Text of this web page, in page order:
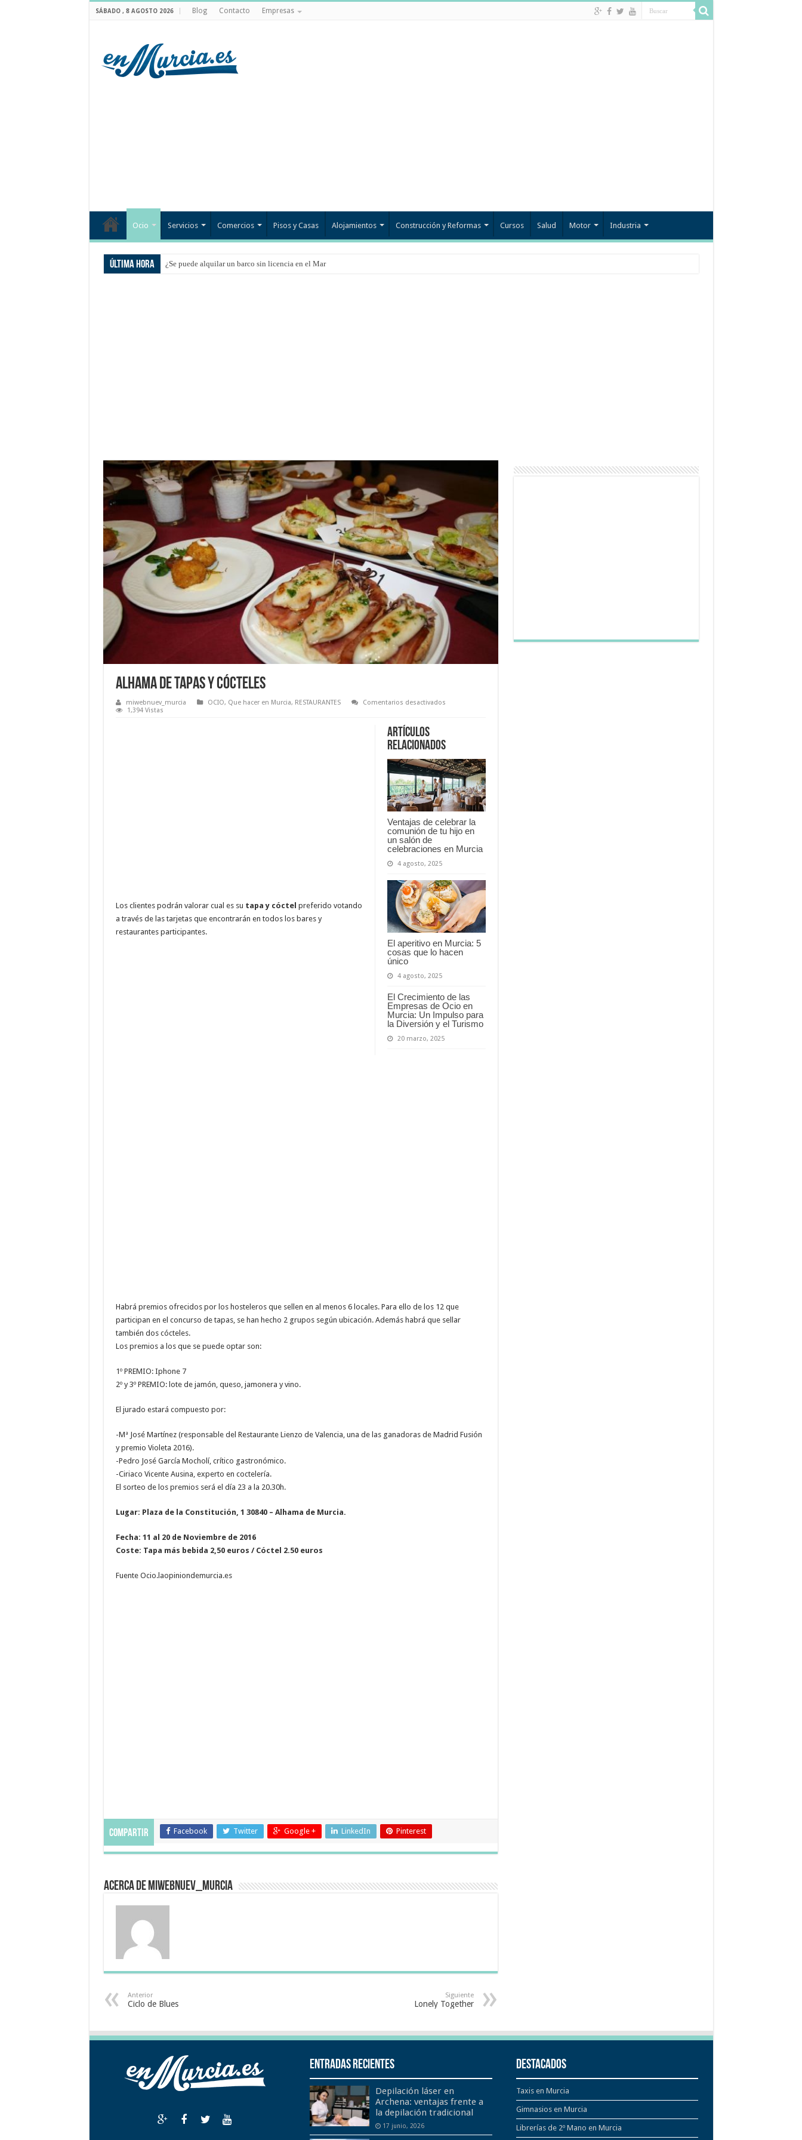
SÁBADO , 8 AGOSTO 2026 Blog Contacto Empresas
Ocio Servicios Comercios Pisos y Casas Alojamientos Construcción y Reformas Cursos Salud Motor Industria
Última hora ¿Se puede alquilar un barco sin licencia en el Mar Menor?
Alhama de Tapas y Cócteles
miwebnuev_murcia OCIO, Que hacer en Murcia, RESTAURANTES Comentarios desactivadosen
Cócteles
1,394 Vistas
Artículos
relacionados
Ventajas de celebrar la
comunión de tu hijo en
un salón de
celebraciones en Murcia
4 agosto, 2025
El aperitivo en Murcia: 5
cosas que lo hacen
único
4 agosto, 2025
El Crecimiento de las
Empresas de Ocio en
Murcia: Un Impulso para
la Diversión y el Turismo
20 marzo, 2025
Los clientes podrán valorar cual es su tapa y cóctel preferido votando
a través de las tarjetas que encontrarán en todos los bares y
restaurantes participantes.
Habrá premios ofrecidos por los hosteleros que sellen en al menos 6 locales. Para ello de los 12 que
participan en el concurso de tapas, se han hecho 2 grupos según ubicación. Además habrá que sellar
también dos cócteles.
Los premios a los que se puede optar son:
1º PREMIO: Iphone 7
2º y 3º PREMIO: lote de jamón, queso, jamonera y vino.
El jurado estará compuesto por:
-Mª José Martínez (responsable del Restaurante Lienzo de Valencia, una de las ganadoras de Madrid Fusión
y premio Violeta 2016).
-Pedro José García Mocholí, crítico gastronómico.
-Ciriaco Vicente Ausina, experto en coctelería.
El sorteo de los premios será el día 23 a la 20.30h.
Lugar: Plaza de la Constitución, 1 30840 – Alhama de Murcia.
Fecha: 11 al 20 de Noviembre de 2016
Coste: Tapa más bebida 2,50 euros / Cóctel 2.50 euros
Fuente Ocio.laopiniondemurcia.es
Compartir Facebook Twitter Google + LinkedIn Pinterest
Acerca de miwebnuev_murcia
Anterior
Ciclo de Blues
Siguiente
Lonely Together
Entradas recientes
Depilación láser en
Archena: ventajas frente a
la depilación tradicional
17 junio, 2026
Destacados
Taxis en Murcia
Gimnasios en Murcia
Librerías de 2º Mano en Murcia